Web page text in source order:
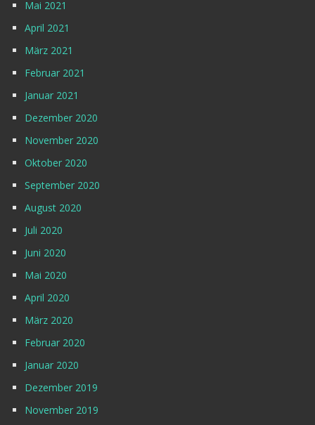
Mai 2021
April 2021
März 2021
Februar 2021
Januar 2021
Dezember 2020
November 2020
Oktober 2020
September 2020
August 2020
Juli 2020
Juni 2020
Mai 2020
April 2020
März 2020
Februar 2020
Januar 2020
Dezember 2019
November 2019